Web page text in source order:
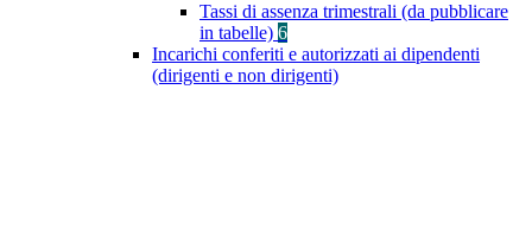
Tassi di assenza trimestrali (da pubblicare
in tabelle) 6
Incarichi conferiti e autorizzati ai dipendenti
(dirigenti e non dirigenti)